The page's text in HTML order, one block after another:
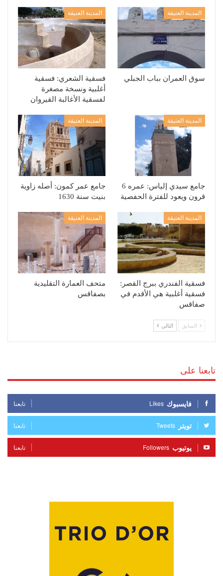
المدينة العتيقة
سوق العمران بباب الجبلي
المدينة العتيقة
فسقية الشعري: فسقية
أغلبية ونسخة مصغرة
لفسقية الأغالبة القيروان
المدينة العتيقة
جامع سيدي إلياس: عمره 6
قرون ويعود للفترة الحفصية
المدينة العتيقة
جامع عمر كمون: أصله زاوية
بنيت سنة 1630
المدينة العتيقة
فسقية الفندري ببرج القصر:
فسقية أغلبية هي الأقدم في
صفاقس
المدينة العتيقة
متحف العمارة التقليدية
بصفاقس
السابق التالي
تابعنا على
فايسبوك Likes تابعنا
تويتر Tweets تابعنا
يوتيوب Followers تابعنا